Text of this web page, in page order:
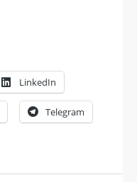
LinkedIn
Telegram